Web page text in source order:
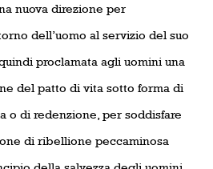
nuova direzione per
dell’uomo al servizio del suo
proclamata agli uomini una
del patto di vita sotto forma di
o di redenzione, per soddisfare
di ribellione peccaminosa